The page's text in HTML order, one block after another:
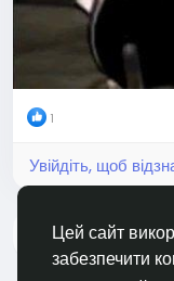
Цей сайт
забезпечити
1
Увійдіть, щоб